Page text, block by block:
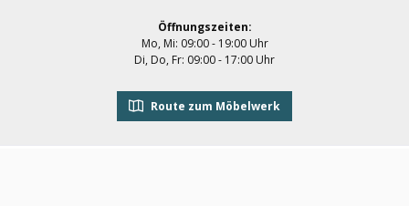
Öffnungszeiten:
Mo, Mi: 09:00 - 19:00 Uhr
Di, Do, Fr: 09:00 - 17:00 Uhr
Route zum Möbelwerk